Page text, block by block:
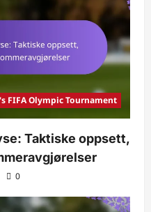
FIFA Olympic Tournament
Taktiske oppsett,
0